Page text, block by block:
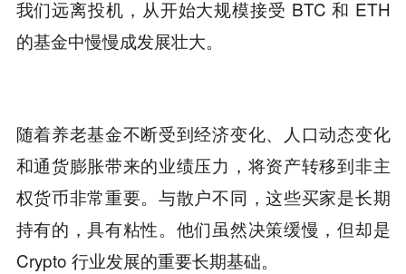
我们远离投机，从开始大规模接受 BTC 和 ETH
的基金中慢慢成发展壮大。
随着养老基金不断受到经济变化、人口动态变化
和通货膨胀带来的业绩压力，将资产转移到非主
权货币非常重要。与散户不同，这些买家是长期
持有的，具有粘性。他们虽然决策缓慢，但却是
Crypto 行业发展的重要长期基础。